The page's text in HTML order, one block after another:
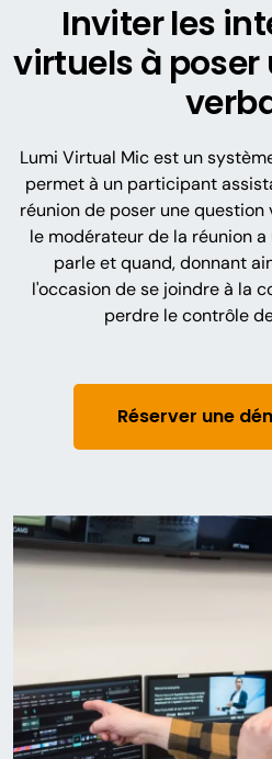
Inviter les
virtuels à
Lumi Virtual Mic est un
permet à un participant
réunion de poser une question
le modérateur de la réunion
parle et quand, donnant
l'occasion de se joindre à la
perdre le contrôle
Réserver une